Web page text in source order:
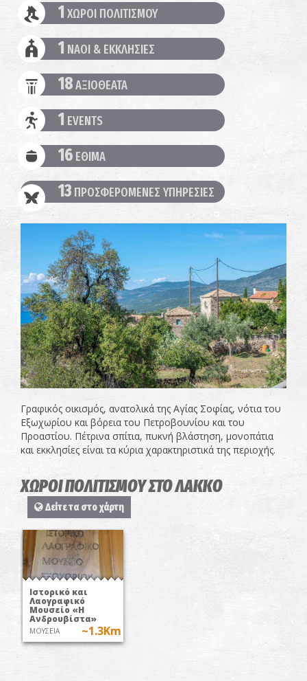
1 ΧΩΡΟΙ ΠΟΛΙΤΙΣΜΟΥ
1 ΝΑΟΙ & ΕΚΚΛΗΣΙΕΣ
18ΑΞΙΟΘΕΑΤΑ
1 EVENTS
16 ΕΘΙΜΑ
13 ΠΡΟΣΦΕΡΟΜΕΝΕΣ ΥΠΗΡΕΣΙΕΣ
Γραφικός οικισμός, ανατολικά της Αγίας Σοφίας, νότια του
Εξωχωρίου και βόρεια του Πετροβουνίου και του
Προαστίου. Πέτρινα σπίτια, πυκνή βλάστηση, μονοπάτια
και εκκλησίες είναι τα κύρια χαρακτηριστικά της περιοχής.
ΧΩΡΟΙ ΠΟΛΙΤΙΣΜΟΥ ΣΤΟ ΛΑΚΚΟ
Δείτε τα στο χάρτη
Ιστορικό και
Λαογραφικό
Μουσείο «Η
Ανδρουβίστα»
ΜΟΥΣΕΙΑ ~1.3Km